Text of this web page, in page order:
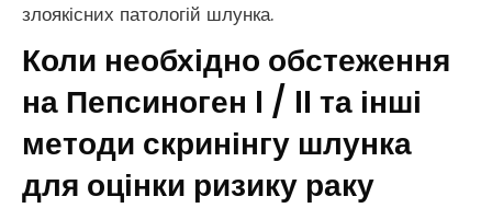
злоякісних патологій шлунка.
Коли необхідно обстеження
на Пепсиноген I / II та інші
методи скринінгу шлунка
для оцінки ризику раку